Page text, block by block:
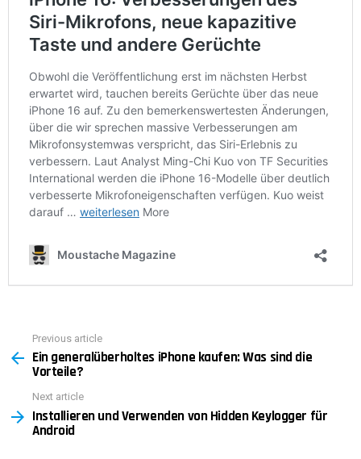
more
Previous article
Ein generalüberholtes iPhone kaufen: Was sind die
Vorteile?
Next article
Installieren und Verwenden von Hidden Keylogger für
Android